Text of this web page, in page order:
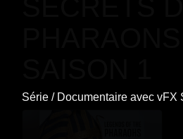
Série / Documentaire avecvFX